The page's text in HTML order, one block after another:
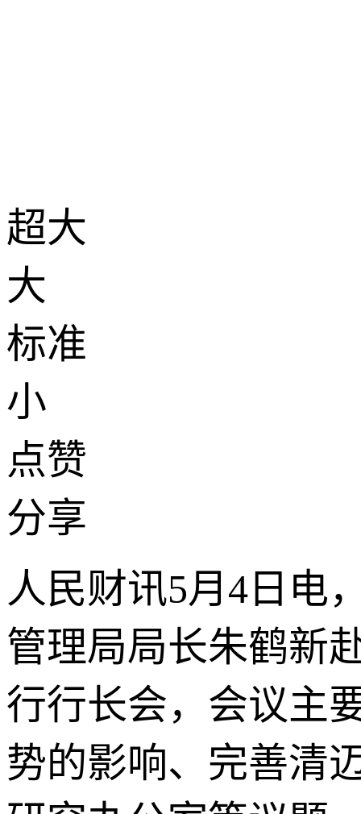
超大
大
标准
小
点赞
分享
人民财讯5月4日电
管理局局长朱鹤新
行行长会，会议主
势的影响、完善清